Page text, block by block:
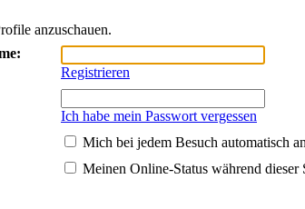
anzuschauen.
Registrieren
Ich habe mein Passwort vergessen
Mich bei jedem Besuch automatisch
Meinen Online-Status während dieser